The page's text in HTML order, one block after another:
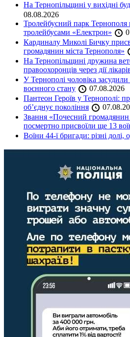
На Тернопільщині у вихідні
08.08.2026
Тролейбусний парк
тролейбусами «Електрон»
Кардиналу Миколі Бичку
громадянин міста Тернополя»
На Тернопільщині дружина
правоохоронців через дії
У Тернополі чоловіка засудили
воєнного стану
07.08.2026
Пантеон Героїв у Тернополі:
об’єднує покоління
Звання «Почесний громадянин
посмертно присвоїли ще 13
Воїни 44-ї бригади: різні долі,